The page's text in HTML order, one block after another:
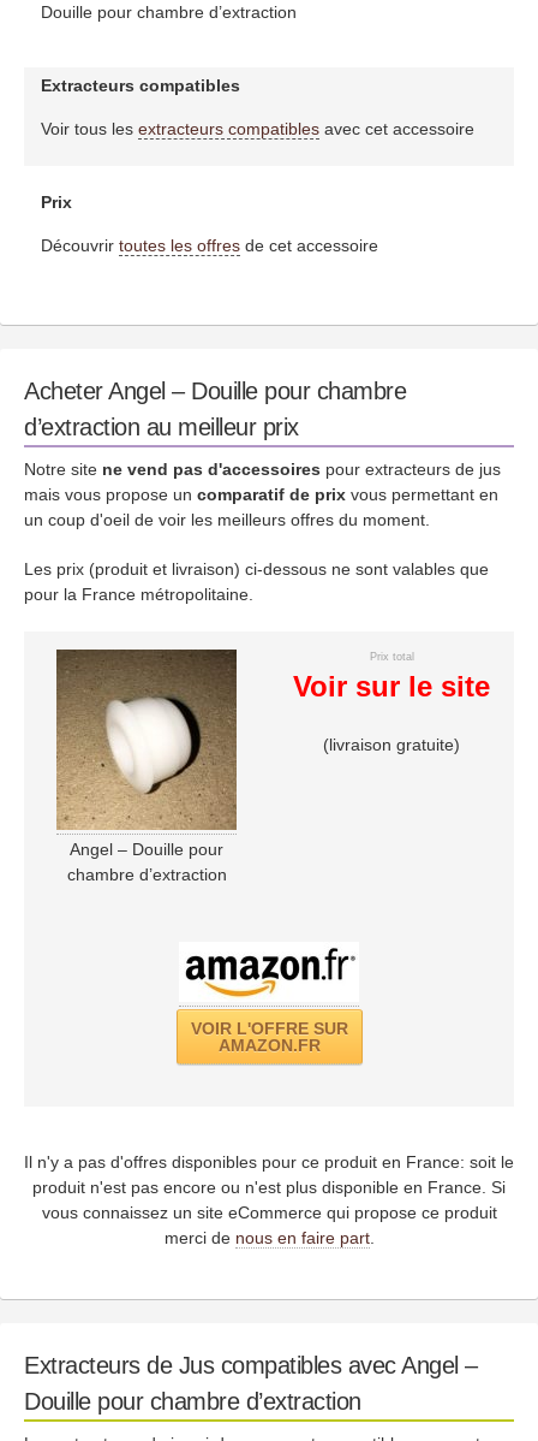
Douille pour chambre d’extraction
Extracteurs compatibles
Voir tous les extracteurs compatiblesavec cet accessoire
Prix
Découvrir toutes les offresde cet accessoire
Acheter Angel – Douille pour chambre
d’extraction au meilleur prix
Notre site ne vend pas d'accessoires pour extracteurs de jus
mais vous propose un comparatif de prix vous permettant en
un coup d'oeil de voir les meilleurs offres du moment.
Les prix (produit et livraison) ci-dessous ne sont valables que
pour la France métropolitaine.
Angel – Douille pour
chambre d’extraction
Prix total
Voir sur le site
(livraison gratuite)
VOIR L'OFFRE SUR
AMAZON.FR
Il n'y a pas d'offres disponibles pour ce produit en France: soit le
produit n'est pas encore ou n'est plus disponible en France. Si
vous connaissez un site eCommerce qui propose ce produit
merci de nous en faire part.
Extracteurs de Jus compatibles avec Angel –
Douille pour chambre d’extraction